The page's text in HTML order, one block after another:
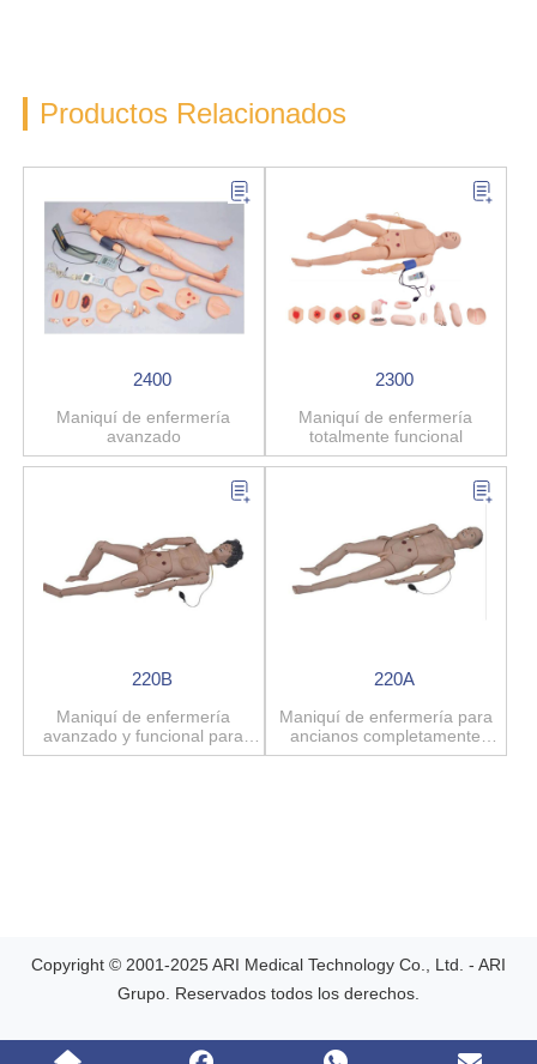
Productos Relacionados
2400
Maniquí de enfermería
avanzado
2300
Maniquí de enfermería
totalmente funcional
220B
Maniquí de enfermería
avanzado y funcional para
ancianos (mujer)
220A
Maniquí de enfermería para
ancianos completamente
funcional avanzado (hombre)
Copyright © 2001-2025 ARI Medical Technology Co., Ltd. - ARI
Grupo. Reservados todos los derechos.